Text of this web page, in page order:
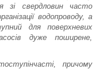
зі свердловин часто
водопроводу, а
для поверхневих
дуже поширене,
причому